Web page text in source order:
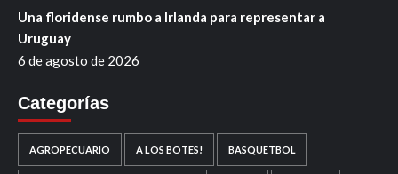
Una floridense rumbo a Irlanda para representar a
Uruguay
6 de agosto de 2026
Categorías
AGROPECUARIO A LOS BOTES! BASQUETBOL